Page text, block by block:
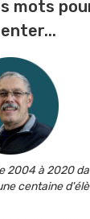
mots
2004 à 2020
centaine